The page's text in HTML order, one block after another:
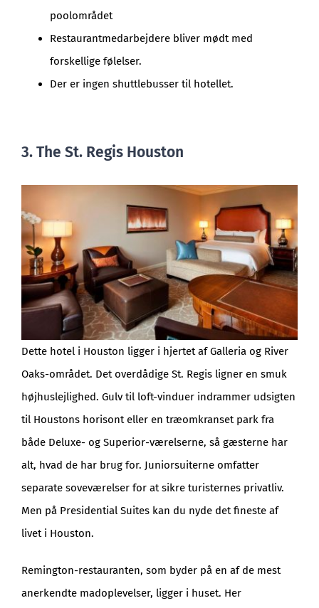
poolområdet
Restaurantmedarbejdere bliver mødt med
forskellige følelser.
Der er ingen shuttlebusser til hotellet.
3. The St. Regis Houston
Dette hotel i Houston ligger i hjertet af Galleria og River
Oaks-området. Det overdådige St. Regis ligner en smuk
højhuslejlighed. Gulv til loft-vinduer indrammer udsigten
til Houstons horisont eller en træomkranset park fra
både Deluxe- og Superior-værelserne, så gæsterne har
alt, hvad de har brug for. Juniorsuiterne omfatter
separate soveværelser for at sikre turisternes privatliv.
Men på Presidential Suites kan du nyde det fineste af
livet i Houston.
Remington-restauranten, som byder på en af de mest
anerkendte madoplevelser, ligger i huset. Her